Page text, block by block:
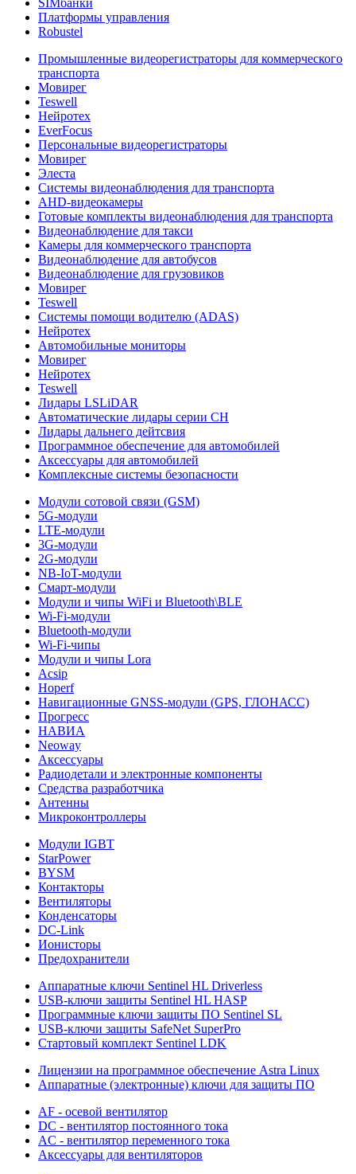
SIMбанки
Платформы управления
Robustel
Промышленные видеорегистраторы для коммерческого
транспорта
Мовирег
Teswell
Нейротех
EverFocus
Персональные видеорегистраторы
Мовирег
Элеста
Системы видеонаблюдения для транспорта
AHD-видеокамеры
Готовые комплекты видеонаблюдения для транспорта
Видеонаблюдение для такси
Камеры для коммерческого транспорта
Видеонаблюдение для автобусов
Видеонаблюдение для грузовиков
Мовирег
Teswell
Системы помощи водителю (ADAS)
Нейротех
Автомобильные мониторы
Мовирег
Нейротех
Teswell
Лидары LSLiDAR
Автоматические лидары серии CH
Лидары дальнего дейтсвия
Программное обеспечение для автомобилей
Аксессуары для автомобилей
Комплексные системы безопасности
Модули сотовой связи (GSM)
5G-модули
LTE-модули
3G-модули
2G-модули
NB-IoT-модули
Смарт-модули
Модули и чипы WiFi и Bluetooth\BLE
Wi-Fi-модули
Bluetooth-модули
Wi-Fi-чипы
Модули и чипы Lora
Acsip
Hoperf
Навигационные GNSS-модули (GPS, ГЛОНАСС)
Прогресс
НАВИА
Neoway
Аксессуары
Радиодетали и электронные компоненты
Средства разработчика
Антенны
Микроконтроллеры
Модули IGBT
StarPower
BYSM
Контакторы
Вентиляторы
Конденсаторы
DC-Link
Ионисторы
Предохранители
Аппаратные ключи Sentinel HL Driverless
USB-ключи защиты Sentinel HL HASP
Программные ключи защиты ПО Sentinel SL
USB-ключи защиты SafeNet SuperPro
Стартовый комплект Sentinel LDK
Лицензии на программное обеспечение Astra Linux
Аппаратные (электронные) ключи для защиты ПО
AF - осевой вентилятор
DC - вентилятор постоянного тока
AC - вентилятор переменного тока
Аксессуары для вентиляторов